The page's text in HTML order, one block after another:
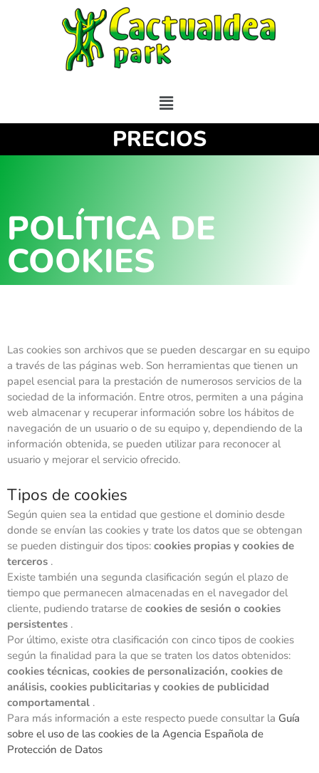
PRECIOS
POLÍTICA DE
COOKIES
Las cookies son archivos que se pueden descargar en su equipo
a través de las páginas web. Son herramientas que tienen un
papel esencial para la prestación de numerosos servicios de la
sociedad de la información. Entre otros, permiten a una página
web almacenar y recuperar información sobre los hábitos de
navegación de un usuario o de su equipo y, dependiendo de la
información obtenida, se pueden utilizar para reconocer al
usuario y mejorar el servicio ofrecido.
Tipos de cookies
Según quien sea la entidad que gestione el dominio desde
donde se envían las cookies y trate los datos que se obtengan
se pueden distinguir dos tipos: cookies propias y cookies de
terceros .
Existe también una segunda clasificación según el plazo de
tiempo que permanecen almacenadas en el navegador del
cliente, pudiendo tratarse de cookies de sesión o cookies
persistentes .
Por último, existe otra clasificación con cinco tipos de cookies
según la finalidad para la que se traten los datos obtenidos:
cookies técnicas, cookies de personalización, cookies de
análisis, cookies publicitarias y cookies de publicidad
comportamental .
Para más información a este respecto puede consultar la Guía
sobre el uso de las cookies de la Agencia Española de
Protección de Datos